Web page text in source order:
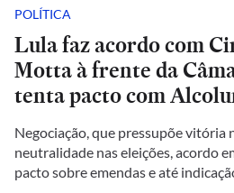
POLÍTICA
Lula faz acordo com
Motta à frente da
tenta pacto com
Negociação, que pressupõe vitória
neutralidade nas eleições, acordo
pacto sobre emendas e até